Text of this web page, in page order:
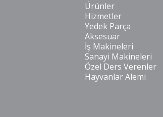
Ürünler
Hizmetler
Yedek Parça
Aksesuar
İş Makineleri
Sanayi Makineleri
Özel Ders Verenler
Hayvanlar Alemi